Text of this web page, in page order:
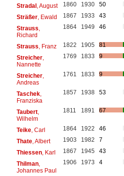
Stradal, August 1860 1930
50
Sträßer, Ewald 1867 1933
43
Strauss
Richard
1864 1949 46
Strauss , Franz 1822 1905
81
Streicher,
Nannette
1769 1833 9
Streicher,
Andreas
1761 1833 9
Taschek,
Franziska
1857 1938 53
Taubert,
Wilhelm
1811 1891 67
Teike, Carl 1864 1922
46
Thate, Albert 1903 1982
7
Thiessen, Karl 1867 1945
43
Thilman,
Johannes Paul
1906 1973 4